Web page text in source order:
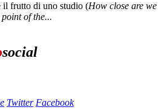
il frutto di uno studio (How close are we
of the...
social
Twitter Facebook